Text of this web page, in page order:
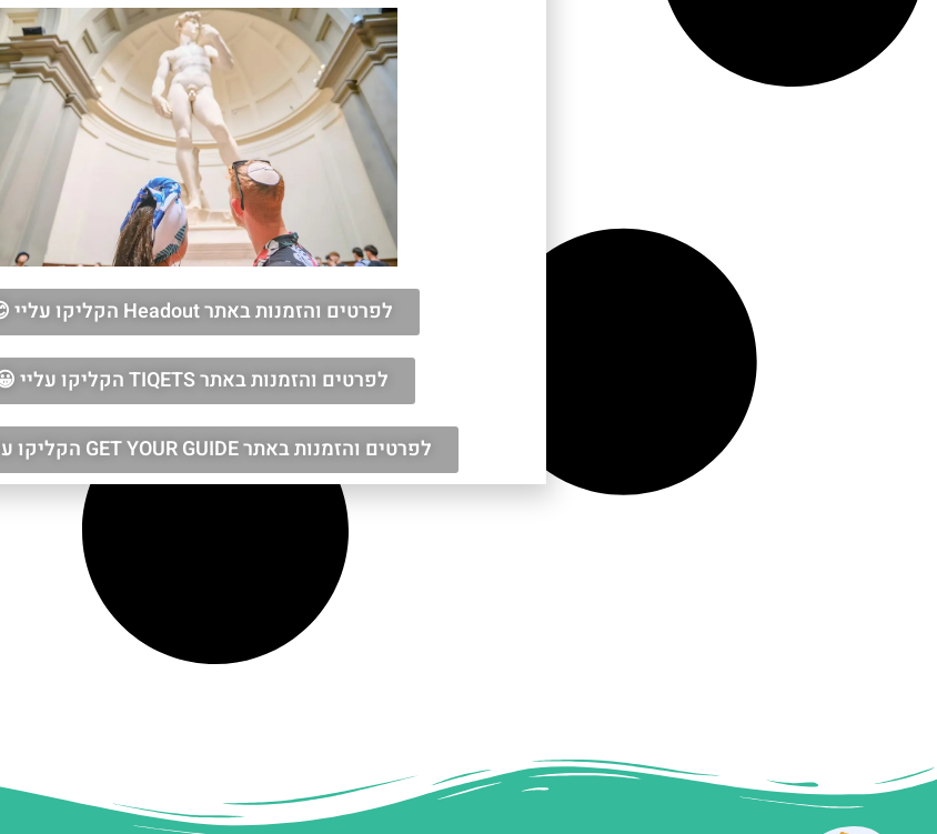
לפרטים והזמנות באתר Headout הקליקו עליי 😊
לפרטים והזמנות באתר TIQETS הקליקו עליי 😀
לפרטים והזמנות באתר GET YOUR GUIDE הקליקו עליי 😊